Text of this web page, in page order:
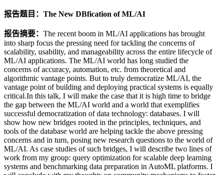
报告题目：The New DBfication of ML/AI
报告摘要： The recent boom in ML/AI applications has brought
into sharp focus the pressing need for tackling the concerns of
scalability, usability, and manageability across the entire lifecycle of
ML/AI applications. The ML/AI world has long studied the
concerns of accuracy, automation, etc. from theoretical and
algorithmic vantage points. But to truly democratize ML/AI, the
vantage point of building and deploying practical systems is equally
critical.In this talk, I will make the case that it is high time to bridge
the gap between the ML/AI world and a world that exemplifies
successful democratization of data technology: databases. I will
show how new bridges rooted in the principles, techniques, and
tools of the database world are helping tackle the above pressing
concerns and in turn, posing new research questions to the world of
ML/AI. As case studies of such bridges, I will describe two lines of
work from my group: query optimization for scalable deep learning
systems and benchmarking data preparation in AutoML platforms. I